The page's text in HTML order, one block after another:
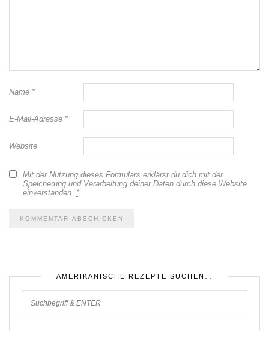
Name *
E-Mail-Adresse *
Website
Mit der Nutzung dieses Formulars erklärst du dich mit der
Speicherung und Verarbeitung deiner Daten durch diese Website
einverstanden. *
AMERIKANISCHE REZEPTE SUCHEN…